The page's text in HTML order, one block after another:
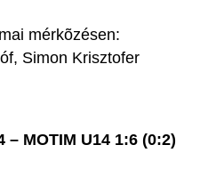
mérkõzésen:
Simon Krisztofer
– MOTIM U14 1:6 (0:2)